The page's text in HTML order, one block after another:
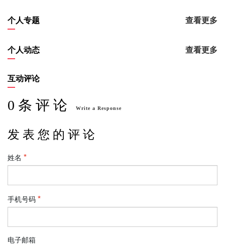
个人专题 查看更多
个人动态 查看更多
互动评论
0 条 评 论 Write a Response
发 表 您 的 评 论
姓名
手机号码
电子邮箱